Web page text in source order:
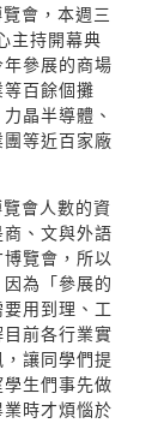
會，本週三
主持開幕典
參展的商場
百餘個攤
晶半導體、
等近百家廠
會人數的資
、文與外語
覽會，所以
為「參展的
用到理、工
前各行業實
讓同學們提
生們事先做
時才煩惱於